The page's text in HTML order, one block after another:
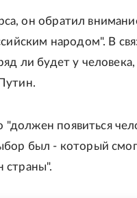
он обратил
народом". В
ли будет у человека,
появиться
был - который
страны".